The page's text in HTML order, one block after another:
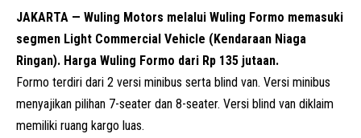
JAKARTA — Wuling Motors melalui Wuling Formo memasuki
segmen Light Commercial Vehicle (Kendaraan Niaga
Ringan). Harga Wuling Formo dari Rp 135 jutaan.
Formo terdiri dari 2 versi minibus serta blind van. Versi minibus
menyajikan pilihan 7-seater dan 8-seater. Versi blind van diklaim
memiliki ruang kargo luas.